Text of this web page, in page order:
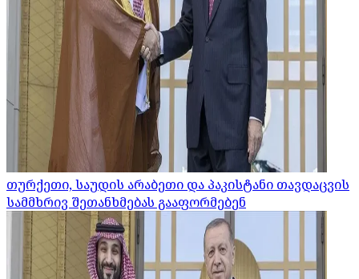
თურქეთი, საუდის არაბეთი და პაკისტანი თავდაცვის
სამმხრივ შეთანხმებას გააფორმებენ